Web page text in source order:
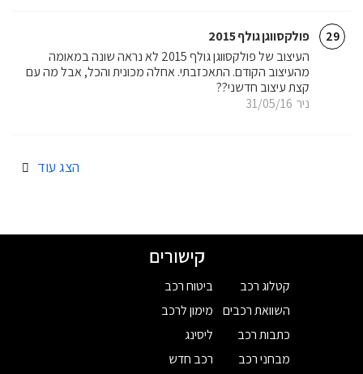
29 פולקסווגן גולף 2015
ניר 31/05/16
העיצוב של פולקסווגן גולף 2015 לא נראה שונה במאומה
מהעיצוב הקודם. התאכזבתי. אחלה מכונית והכל, אבל מה עם
קצת עיצוב חדשני??
הצג עוד
קישורים
קטלוג רכב
השוואת רכבים
כתבות רכב
מבחני רכב
ביטוח רכב
מימון לרכב
ליסינג
רכב חדש